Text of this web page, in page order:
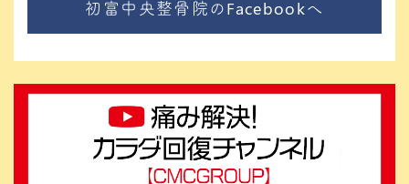
初富中央整骨院のFacebookへ